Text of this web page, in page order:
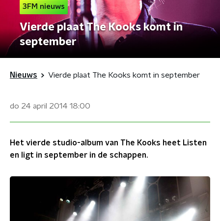
3FM nieuws
Vierde plaat The Kooks komt in
september
Nieuws Vierde plaat The Kooks komt in september
do 24 april 2014 18:00
Het vierde studio-album van The Kooks heet Listen
en ligt in september in de schappen.